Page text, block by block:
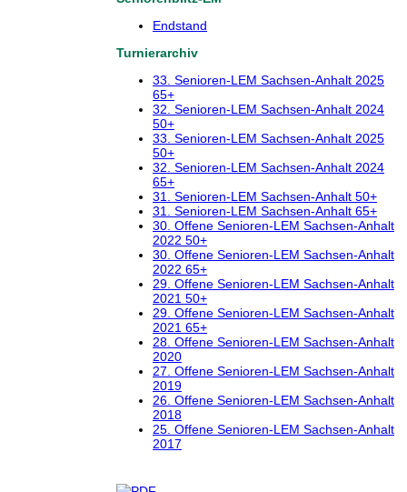
Endstand
Turnierarchiv
33. Senioren-LEM Sachsen-Anhalt 2025
65+
32. Senioren-LEM Sachsen-Anhalt 2024
50+
33. Senioren-LEM Sachsen-Anhalt 2025
50+
32. Senioren-LEM Sachsen-Anhalt 2024
65+
31. Senioren-LEM Sachsen-Anhalt 50+
31. Senioren-LEM Sachsen-Anhalt 65+
30. Offene Senioren-LEM Sachsen-Anhalt
2022 50+
30. Offene Senioren-LEM Sachsen-Anhalt
2022 65+
29. Offene Senioren-LEM Sachsen-Anhalt
2021 50+
29. Offene Senioren-LEM Sachsen-Anhalt
2021 65+
28. Offene Senioren-LEM Sachsen-Anhalt
2020
27. Offene Senioren-LEM Sachsen-Anhalt
2019
26. Offene Senioren-LEM Sachsen-Anhalt
2018
25. Offene Senioren-LEM Sachsen-Anhalt
2017